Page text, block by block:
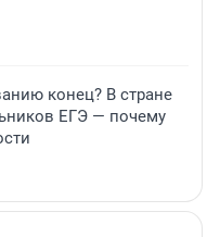
конец? В стране
ЕГЭ — почему